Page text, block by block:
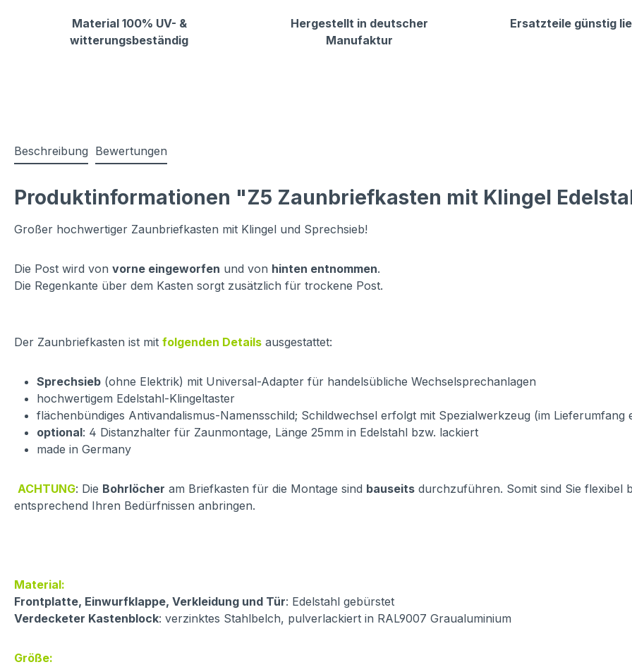
Material 100% UV- &
witterungsbeständig
Hergestellt in deutscher
Manufaktur
Ersatzteile günstig
Beschreibung Bewertungen
Produktinformationen "Z5 Zaunbriefkasten mit Klingel
Großer hochwertiger Zaunbriefkasten mit Klingel und Sprechsieb!
Die Post wird von vorne eingeworfen und von hinten entnommen.
Die Regenkante über dem Kasten sorgt zusätzlich für trockene Post.
Der Zaunbriefkasten ist mit folgenden Details ausgestattet:
Sprechsieb (ohne Elektrik) mit Universal-Adapter für handelsübliche Wechselsprechanlagen
hochwertigem Edelstahl-Klingeltaster
flächenbündiges Antivandalismus-Namensschild; Schildwechsel erfolgt mit Spezialwerkzeug (im Lieferumfang
optional: 4 Distanzhalter für Zaunmontage, Länge 25mm in Edelstahl bzw. lackiert
made in Germany
ACHTUNG: Die Bohrlöcher am Briefkasten für die Montage sind bauseits durchzuführen. Somit sind Sie flexibel
entsprechend Ihren Bedürfnissen anbringen.
Material:
Frontplatte, Einwurfklappe, Verkleidung und Tür: Edelstahl gebürstet
Verdecketer Kastenblock: verzinktes Stahlbelch, pulverlackiert in RAL9007 Graualuminium
Größe: